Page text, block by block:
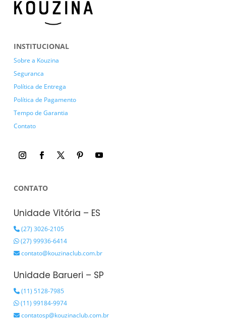
INSTITUCIONAL
Sobre a Kouzina
Seguranca
Política de Entrega
Política de Pagamento
Tempo de Garantia
Contato
CONTATO
Unidade Vitória – ES
(27) 3026-2105
(27) 99936-6414
contato@kouzinaclub.com.br
Unidade Barueri – SP
(11) 5128-7985
(11) 99184-9974
contatosp@kouzinaclub.com.br